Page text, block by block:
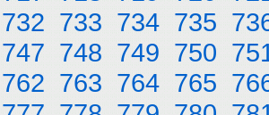
732 733 734 735
747 748 749 750
762 763 764 765